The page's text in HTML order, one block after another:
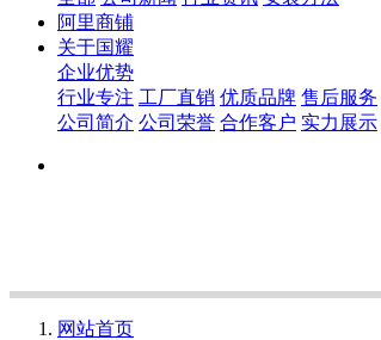
阿里商铺
关于国耀
企业优势
行业专注 工厂直销 优质品牌 售后服务
公司简介 公司荣誉 合作客户 实力展示
网站首页